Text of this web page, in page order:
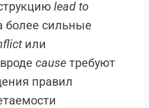
lead to
более сильные
или
cause требуют
правил